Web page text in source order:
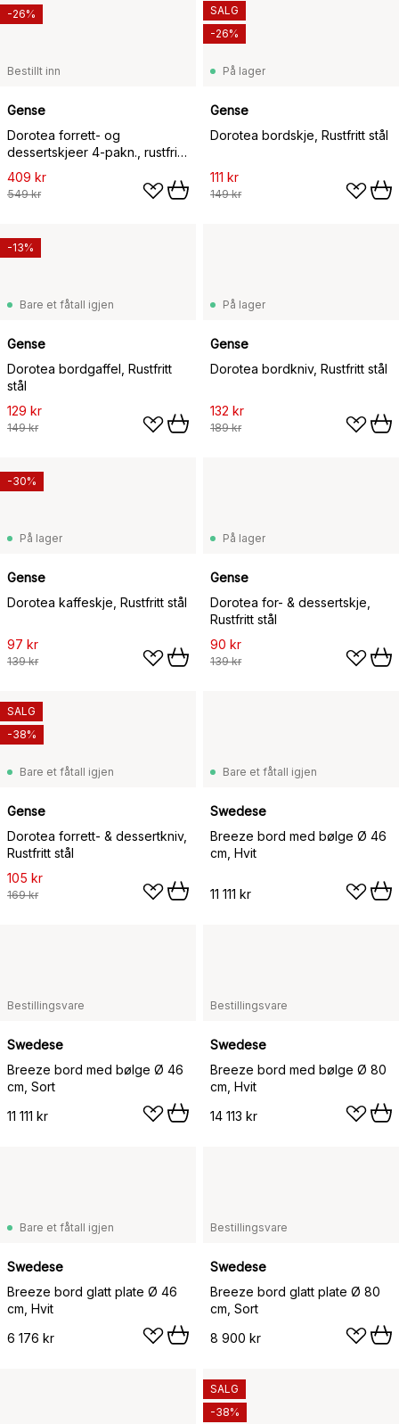
Bestillt inn
Gense
Dorotea forrett- og
dessertskjeer 4-pakn., rustfritt
stål
409 kr
549 kr
-26%
På lager
Gense
Dorotea bordskje, Rustfritt stål
111 kr
149 kr
SALG
-26%
Bare et fåtall igjen
Gense
Dorotea bordgaffel, Rustfritt
stål
129 kr
149 kr
-13%
På lager
Gense
Dorotea bordkniv, Rustfritt stål
132 kr
189 kr
På lager
Gense
Dorotea kaffeskje, Rustfritt stål
97 kr
139 kr
-30%
På lager
Gense
Dorotea for- & dessertskje,
Rustfritt stål
90 kr
139 kr
Bare et fåtall igjen
Gense
Dorotea forrett- & dessertkniv,
Rustfritt stål
105 kr
169 kr
SALG
-38%
Bare et fåtall igjen
Swedese
Breeze bord med bølge Ø 46
cm, Hvit
11 111 kr
Bestillingsvare
Swedese
Breeze bord med bølge Ø 46
cm, Sort
11 111 kr
Bestillingsvare
Swedese
Breeze bord med bølge Ø 80
cm, Hvit
14 113 kr
Bare et fåtall igjen
Swedese
Breeze bord glatt plate Ø 46
cm, Hvit
6 176 kr
Bestillingsvare
Swedese
Breeze bord glatt plate Ø 80
cm, Sort
8 900 kr
SALG
-38%